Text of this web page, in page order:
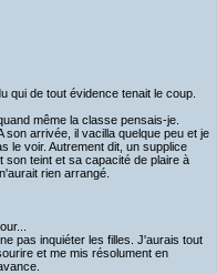
qui de tout évidence tenait le coup.
même la classe pensais-je.
arrivée, il vacilla quelque peu et je
le voir. Autrement dit, un supplice
son teint et sa capacité de plaire à
rien arrangé.
pas inquiéter les filles. J'aurais tout
et me mis résolument en